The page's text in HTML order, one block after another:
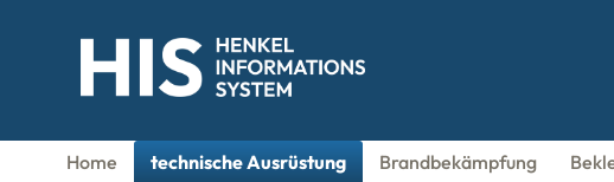
Home technische Ausrüstung Brandbekämpfung